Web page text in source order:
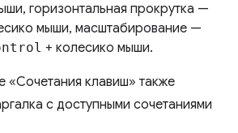
горизонтальная прокрутка —
мыши, масштабирование —
+ колесико мыши.
«Сочетания клавиш» также
с доступными сочетаниями